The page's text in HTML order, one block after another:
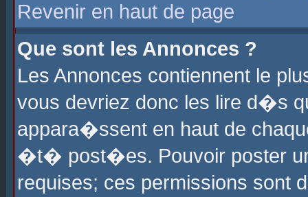
Revenir en haut de page
Que sont les Annonces ?
Les Annonces contiennent le
vous devriez donc les lire d�s
appara�ssent en haut de
�t� post�es. Pouvoir poster
requises; ces permissions sont